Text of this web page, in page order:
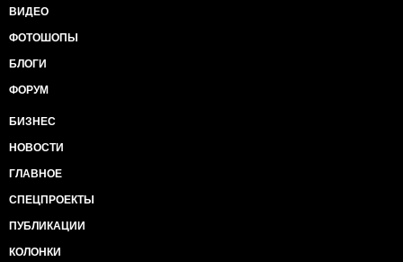
ВИДЕО
ФОТОШОПЫ
БЛОГИ
ФОРУМ
БИЗНЕС
НОВОСТИ
ГЛАВНОЕ
СПЕЦПРОЕКТЫ
ПУБЛИКАЦИИ
КОЛОНКИ